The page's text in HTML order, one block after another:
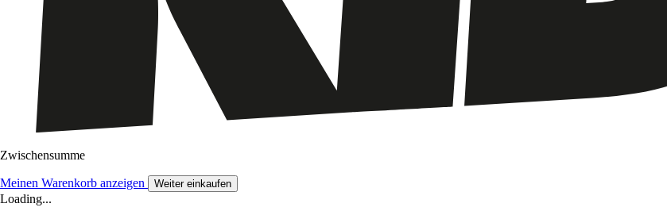
Zwischensumme
Meinen Warenkorb anzeigen Weiter einkaufen
Loading...